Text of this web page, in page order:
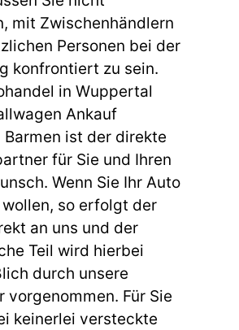
mit Zwischenhändlern
Personen bei der
konfrontiert zu sein.
in Wuppertal
Ankauf
ist der direkte
für Sie und Ihren
Wenn Sie Ihr Auto
so erfolgt der
an uns und der
Teil wird hierbei
durch unsere
vorgenommen. Für Sie
keinerlei versteckte